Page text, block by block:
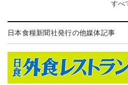
すべ
日本食糧新聞社発行の他媒体記事